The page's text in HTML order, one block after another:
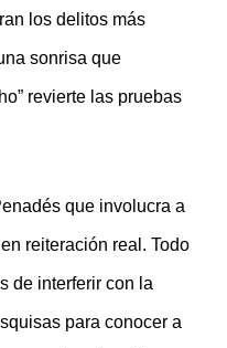
los delitos más
sonrisa que
revierte las pruebas
que involucra a
reiteración real. Todo
de interferir con la
para conocer a